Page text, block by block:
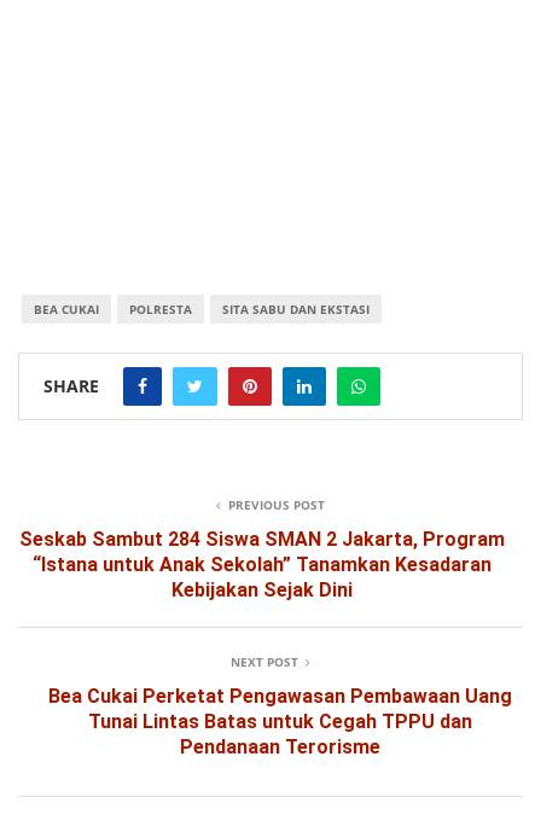
BEA CUKAI POLRESTA SITA SABU DAN EKSTASI
SHARE
PREVIOUS POST
Seskab Sambut 284 Siswa SMAN 2 Jakarta, Program
“Istana untuk Anak Sekolah” Tanamkan Kesadaran
Kebijakan Sejak Dini
NEXT POST
Bea Cukai Perketat Pengawasan Pembawaan Uang
Tunai Lintas Batas untuk Cegah TPPU dan
Pendanaan Terorisme